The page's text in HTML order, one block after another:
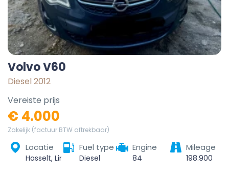
Volvo V60
Diesel 2012
Vereiste prijs
€ 4.000
Zakelijk (factuur BTW aftrekbaar)
Locatie Fuel type
Diesel
Engine
84
Mileage
198.900